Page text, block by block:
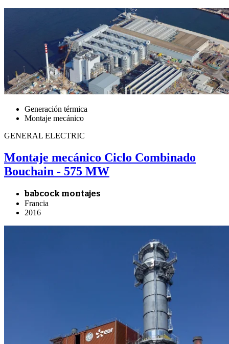
Generación térmica
Montaje mecánico
GENERAL ELECTRIC
Montaje mecánico Ciclo Combinado
Bouchain - 575 MW
babcock montajes
Francia
2016